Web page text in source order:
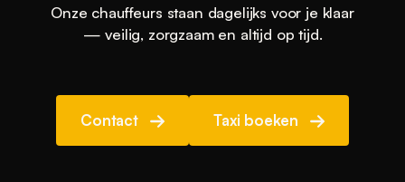
Onze chauffeurs staan dagelijks voor je klaar
— veilig, zorgzaam en altijd op tijd.
Contact Taxi boeken